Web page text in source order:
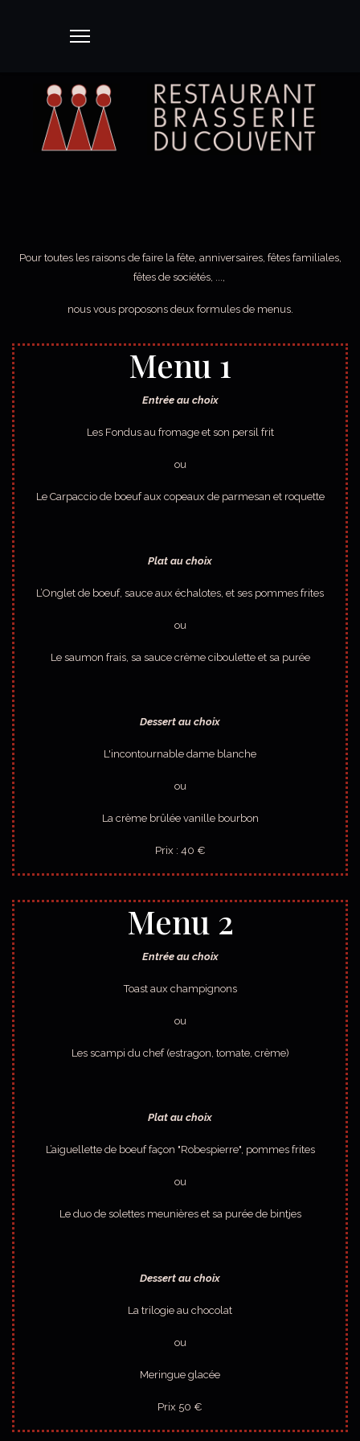
Pour toutes les raisons de faire la fête, anniversaires, fêtes familiales,
fêtes de sociétés, ...,
nous vous proposons deux formules de menus.
Menu 1
Entrée au choix
Les Fondus au fromage et son persil frit
ou
Le Carpaccio de boeuf aux copeaux de parmesan et roquette
Plat au choix
L’Onglet de boeuf, sauce aux échalotes, et ses pommes frites
ou
Le saumon frais, sa sauce crème ciboulette et sa purée
Dessert au choix
L'incontournable dame blanche
ou
La crème brûlée vanille bourbon
Prix : 40 €
Menu 2
Entrée au choix
Toast aux champignons
ou
Les scampi du chef (estragon, tomate, crème)
Plat au choix
L’aiguellette de boeuf façon "Robespierre", pommes frites
ou
Le duo de solettes meunières et sa purée de bintjes
Dessert au choix
La trilogie au chocolat
ou
Meringue glacée
Prix 50 €